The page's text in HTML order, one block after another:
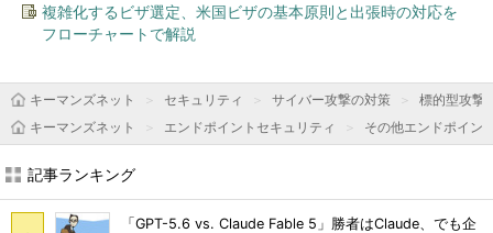
複雑化するビザ選定、米国ビザの基本原則と出張時の対応を
フローチャートで解説
キーマンズネット セキュリティ サイバー攻撃の対策
標的型攻撃
キーマンズネット
エンドポイントセキュリティ その他エンドポイン
記事ランキング
「GPT-5.6 vs. Claude Fable 5」勝者はClaude、でも企